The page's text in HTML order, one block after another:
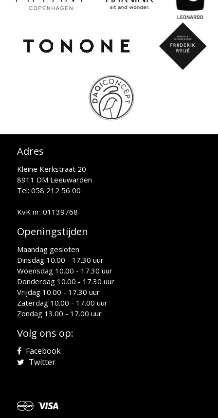
Adres
Kleine Kerkstraat 20
8911 DM Leeuwarden
Tel: 058 212 56 00
KvK nr: 01139768
Openingstijden
Maandag gesloten
Dinsdag 10.00 - 17.30 uur
Woensdag 10.00 - 17.30 uur
Donderdag 10.00 - 17.30 uur
Vrijdag 10.00 - 17.30 uur
Zaterdag 10.00 - 17.00 uur
Zondag 13.00 - 17.00 uur
Volg ons op:
Facebook
Twitter